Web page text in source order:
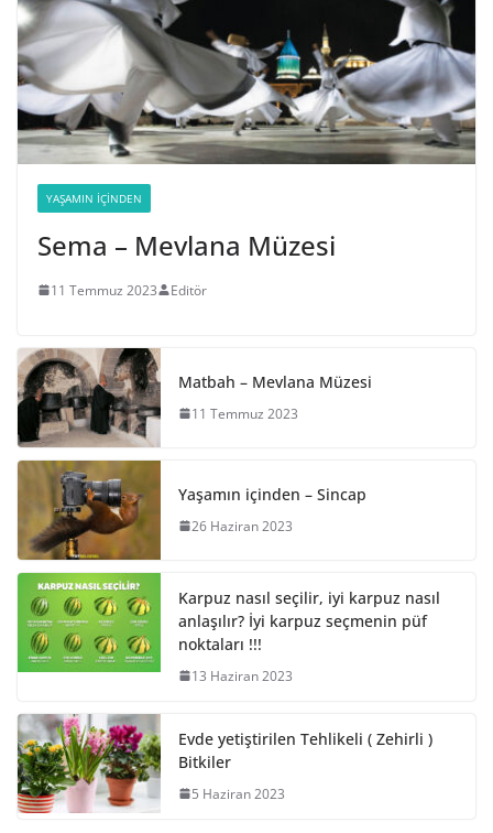
YAŞAMIN İÇINDEN
Sema – Mevlana Müzesi
11 Temmuz 2023 Editör
Matbah – Mevlana Müzesi
11 Temmuz 2023
Yaşamın içinden – Sincap
26 Haziran 2023
Karpuz nasıl seçilir, iyi karpuz nasıl
anlaşılır? İyi karpuz seçmenin püf
noktaları !!!
13 Haziran 2023
Evde yetiştirilen Tehlikeli ( Zehirli )
Bitkiler
5 Haziran 2023